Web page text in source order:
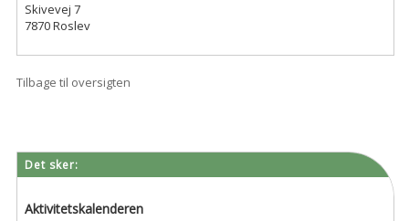
Skivevej 7
7870 Roslev
Tilbage til oversigten
Det sker:
Aktivitetskalenderen